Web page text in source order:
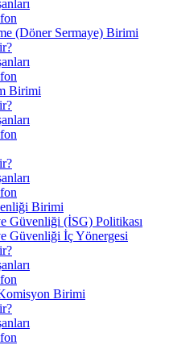
(Döner Sermaye) Birimi
Birimi
Birimi
Güvenliği (İSG) Politikası
Güvenliği İç Yönergesi
Birimi